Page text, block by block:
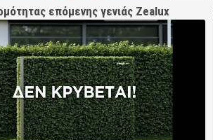
επόμενης γενιάς Zealux